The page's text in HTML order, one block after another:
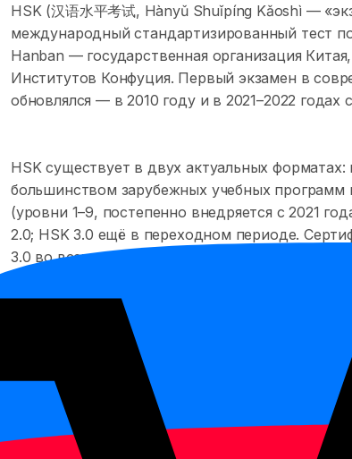
HSK (汉语水平考试, Hànyǔ Shuǐpíng Kǎoshì —
международный стандартизированный тест
Hanban — государственная организация
Институтов Конфуция. Первый экзамен в
обновлялся — в 2010 году и в 2021–2022
HSK существует в двух актуальных форматах:
большинством зарубежных учебных
(уровни 1–9, постепенно внедряется с 2021
2.0; HSK 3.0 ещё в переходном периоде.
3.0 во всех ситуациях.
Сертификат HSK признают:
Все университеты Китая
— HSK 4 нужен
гуманитарных факультетов. Для
Многие международные компании
обмене.